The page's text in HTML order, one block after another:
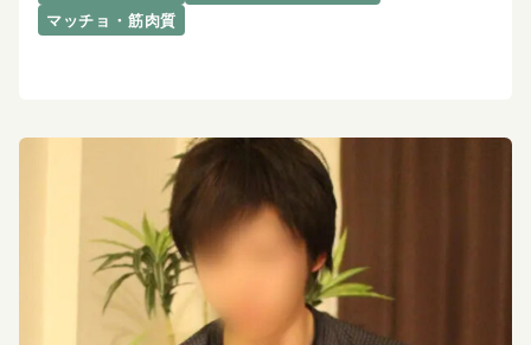
マッチョ・筋肉質